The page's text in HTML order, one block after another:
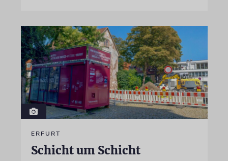
ERFURT
Schicht um Schicht